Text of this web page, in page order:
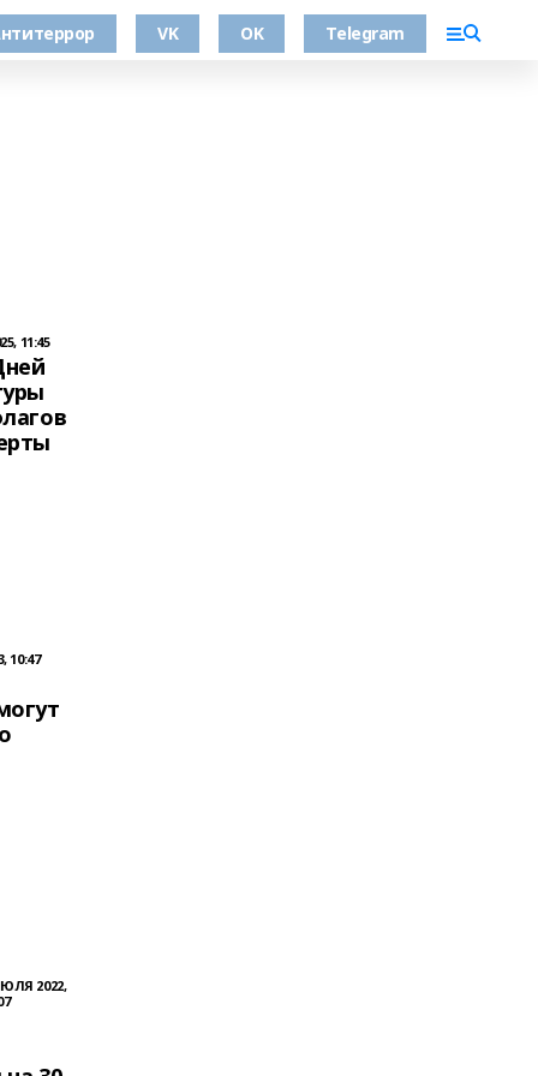
VK OK Telegram
11:45
10:47
2022,